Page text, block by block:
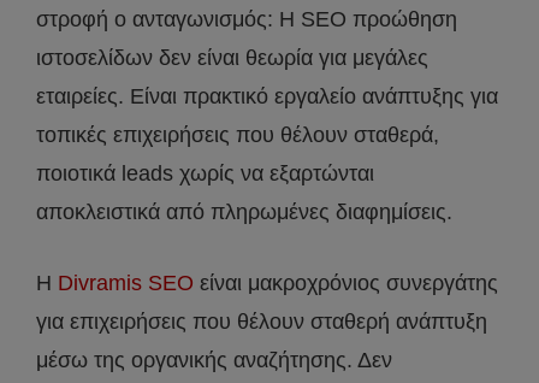
στροφή ο ανταγωνισμός: Η SEO προώθηση
ιστοσελίδων δεν είναι θεωρία για μεγάλες
εταιρείες. Είναι πρακτικό εργαλείο ανάπτυξης για
τοπικές επιχειρήσεις που θέλουν σταθερά,
ποιοτικά leads χωρίς να εξαρτώνται
αποκλειστικά από πληρωμένες διαφημίσεις.
Η Divramis SEO είναι μακροχρόνιος συνεργάτης
για επιχειρήσεις που θέλουν σταθερή ανάπτυξη
μέσω της οργανικής αναζήτησης. Δεν